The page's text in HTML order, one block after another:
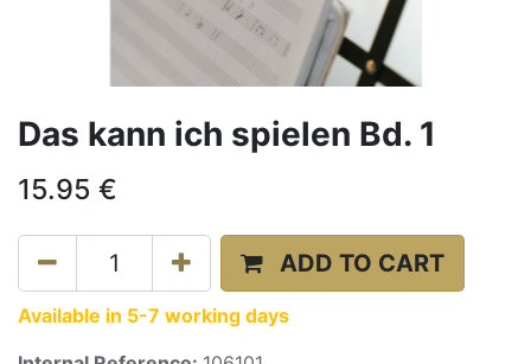
Das kann ich spielen Bd. 1
15.95 €
ADD TO CART
Available in 5-7 working days